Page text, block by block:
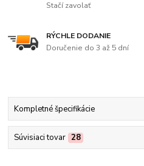
Stačí zavolať
RÝCHLE DODANIE
Doručenie do 3 až 5 dní
Kompletné špecifikácie
Súvisiaci tovar 28